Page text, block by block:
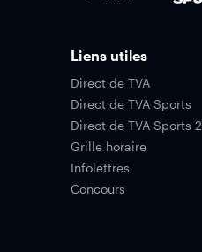
Liens utiles
Direct de TVA
Direct de TVA Sports
Direct de TVA Sports 2
Grille horaire
Infolettres
Concours